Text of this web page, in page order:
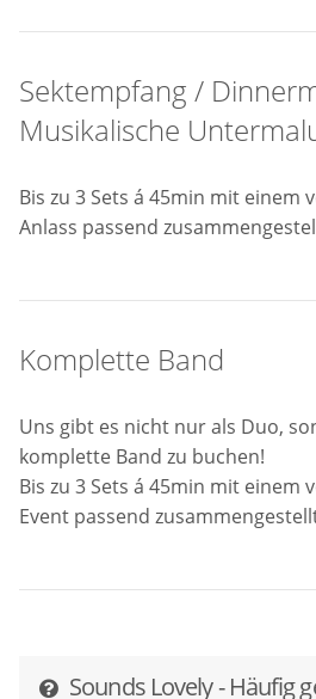
Sektempfang /
Musikalische
Bis zu 3 Sets á 45min mit einem
Anlass passend
Komplette Band
Uns gibt es nicht nur als Duo,
komplette Band zu buchen!
Bis zu 3 Sets á 45min mit einem
Event passend
Sounds Lovely - Häufig